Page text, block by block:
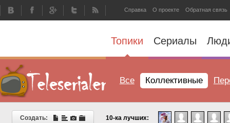
Справка О проекте Обратная связь
Топики Сериалы
Все Коллективные
Создать: 10-ка лучших: